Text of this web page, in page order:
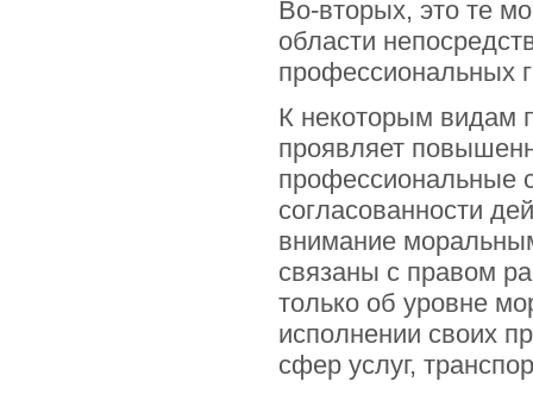
Во-вторых, это те
области
профессиональных
К некоторым видам
проявляет
профессиональные
согласованности
внимание
связаны с правом
только об уровне
исполнении своих
сфер услуг,